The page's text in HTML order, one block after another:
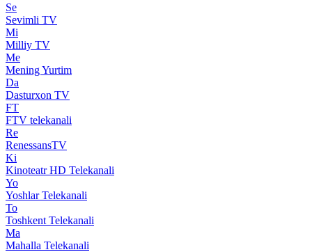
Se
Sevimli TV
Mi
Milliy TV
Me
Mening Yurtim
Da
Dasturxon TV
FT
FTV telekanali
Re
RenessansTV
Ki
Kinoteatr HD Telekanali
Yo
Yoshlar Telekanali
To
Toshkent Telekanali
Ma
Mahalla Telekanali